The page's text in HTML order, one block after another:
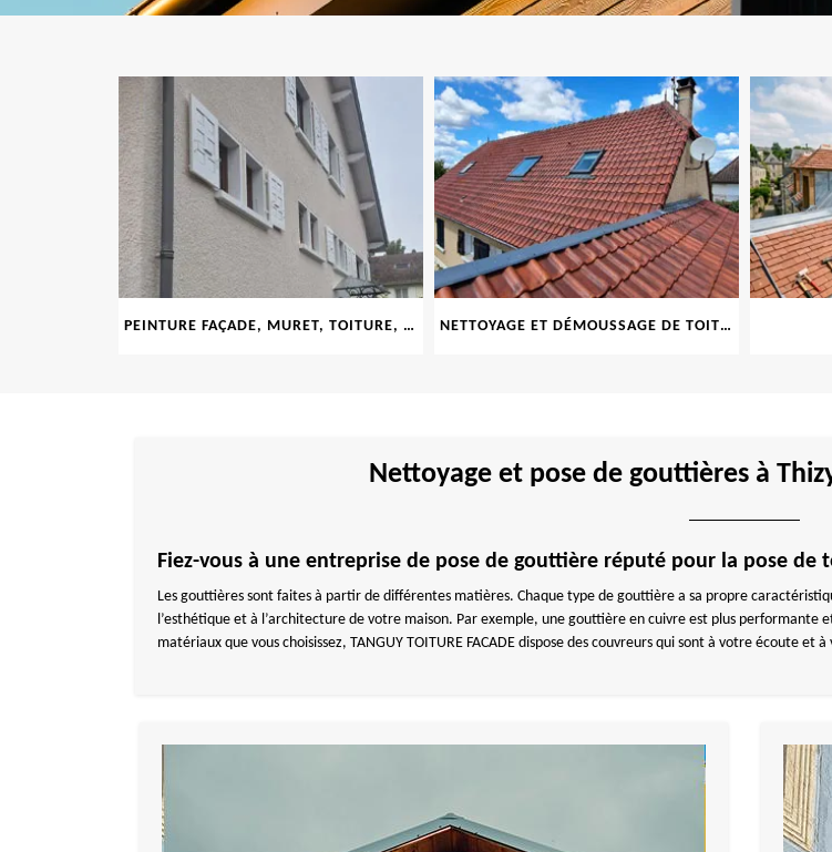
PEINTURE FAÇADE, MURET, TOITURE, BOISERIE, FERRONERIE, GOUTTIÈRE 69 NETTOYAGE ET DÉMOUSSAGE DE TOITURE ET FAÇADE 69
Nettoyage et pose de gouttières à
Fiez-vous à une entreprise de pose de gouttière réputé pour la pose de
Les gouttières sont faites à partir de différentes matières. Chaque type de gouttière a sa propre
l’esthétique et à l’architecture de votre maison. Par exemple, une gouttière en cuivre est plus
matériaux que vous choisissez, TANGUY TOITURE FACADE dispose des couvreurs qui sont à votre écoute